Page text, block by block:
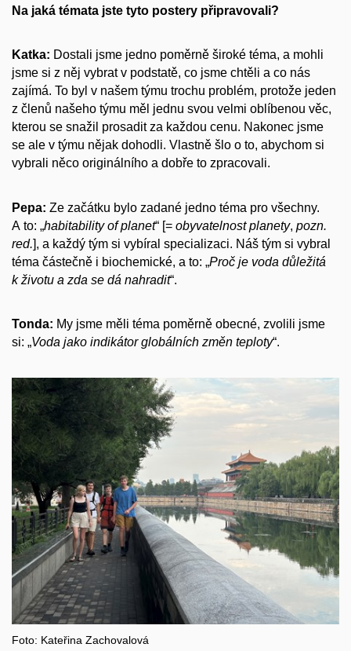
Na jaká témata jste tyto postery připravovali?
Katka: Dostali jsme jedno poměrně široké téma, a mohli
jsme si z něj vybrat v podstatě, co jsme chtěli a co nás
zajímá. To byl v našem týmu trochu problém, protože jeden
z členů našeho týmu měl jednu svou velmi oblíbenou věc,
kterou se snažil prosadit za každou cenu. Nakonec jsme
se ale v týmu nějak dohodli. Vlastně šlo o to, abychom si
vybrali něco originálního a dobře to zpracovali.
Pepa: Ze začátku bylo zadané jedno téma pro všechny.
A to: „habitability of planet“ [= obyvatelnost planety, pozn.
red.], a každý tým si vybíral specializaci. Náš tým si vybral
téma částečně i biochemické, a to: „Proč je voda důležitá
k životu a zda se dá nahradit“.
Tonda: My jsme měli téma poměrně obecné, zvolili jsme
si: „Voda jako indikátor globálních změn teploty“.
Foto: Kateřina Zachovalová